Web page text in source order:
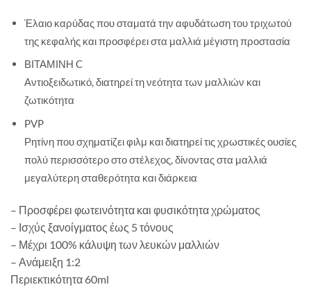
Έλαιο καρύδας που σταματά την αφυδάτωση του τριχωτού
της κεφαλής και προσφέρει στα μαλλιά μέγιστη προστασία
ΒΙΤΑΜΙΝΗ C
Αντιοξειδωτικό, διατηρεί τη νεότητα των μαλλιών και
ζωτικότητα
PVP
Ρητίνη που σχηματίζει φιλμ και διατηρεί τις χρωστικές ουσίες
πολύ περισσότερο στο στέλεχος, δίνοντας στα μαλλιά
μεγαλύτερη σταθερότητα και διάρκεια
– Προσφέρει φωτεινότητα και φυσικότητα χρώματος
– Ισχύς ξανοίγματος έως 5 τόνους
– Μέχρι 100% κάλυψη των λευκών μαλλιών
– Ανάμειξη 1:2
Περιεκτικότητα 60ml